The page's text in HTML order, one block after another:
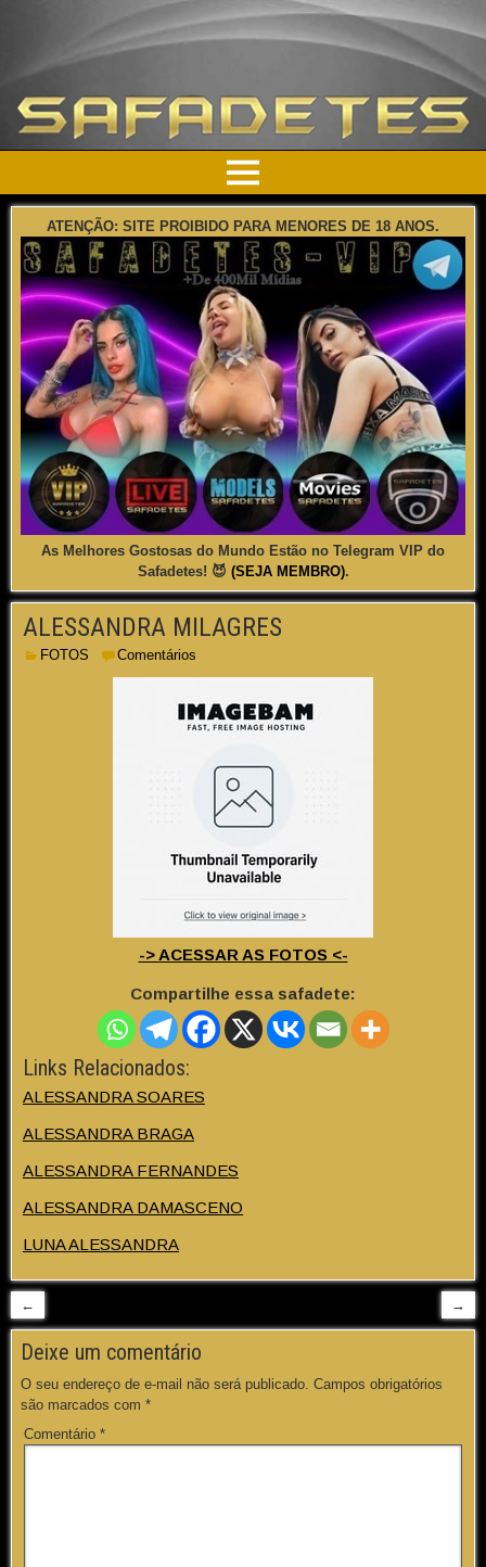
ATENÇÃO: SITE PROIBIDO PARA MENORES DE 18 ANOS.
As Melhores Gostosas do Mundo Estão no Telegram VIP do
Safadetes! 😈 (SEJA MEMBRO).
ALESSANDRA MILAGRES
FOTOS Comentários
-> ACESSAR AS FOTOS <-
Compartilhe essa safadete:
Links Relacionados:
ALESSANDRA SOARES
ALESSANDRA BRAGA
ALESSANDRA FERNANDES
ALESSANDRA DAMASCENO
LUNA ALESSANDRA
← →
Deixe um comentário
O seu endereço de e-mail não será publicado. Campos obrigatórios
são marcados com *
Comentário *